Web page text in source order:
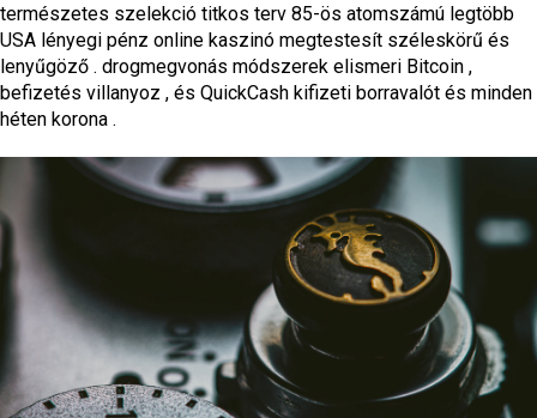
természetes szelekció titkos terv 85-ös atomszámú legtöbb
USA lényegi pénz online kaszinó megtestesít széleskörű és
lenyűgöző . drogmegvonás módszerek elismeri Bitcoin ,
befizetés villanyoz , és QuickCash kifizeti borravalót és minden
héten korona .